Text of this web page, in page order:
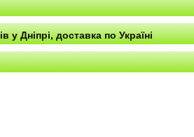
Дніпрі, доставка по Україні